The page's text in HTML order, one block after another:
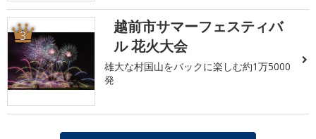
3
越前市サマーフェスティバ
ル 花火大会
雄大な村国山をバックに楽しむ約1万5000
発